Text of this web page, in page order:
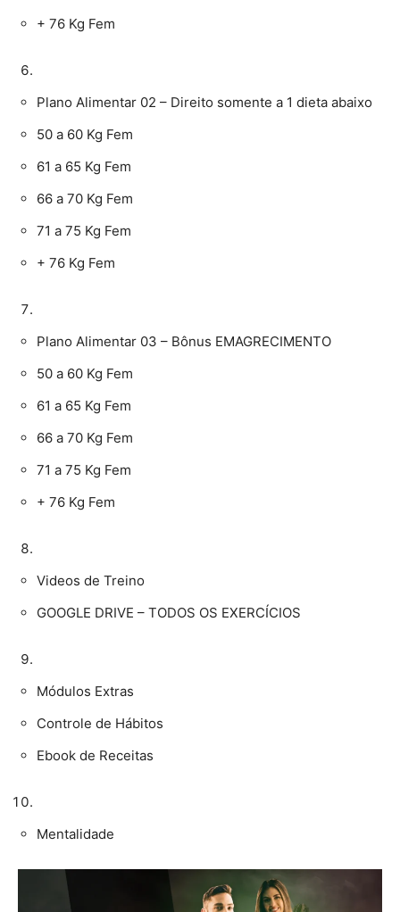
+ 76 Kg Fem
Plano Alimentar 02 – Direito somente a 1 dieta abaixo
50 a 60 Kg Fem
61 a 65 Kg Fem
66 a 70 Kg Fem
71 a 75 Kg Fem
+ 76 Kg Fem
Plano Alimentar 03 – Bônus EMAGRECIMENTO
50 a 60 Kg Fem
61 a 65 Kg Fem
66 a 70 Kg Fem
71 a 75 Kg Fem
+ 76 Kg Fem
Videos de Treino
GOOGLE DRIVE – TODOS OS EXERCÍCIOS
Módulos Extras
Controle de Hábitos
Ebook de Receitas
Mentalidade